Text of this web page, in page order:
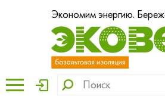
Экономим энергию.